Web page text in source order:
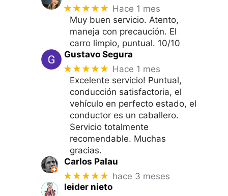
★★★★★ Hace 1 mes
Muy buen servicio. Atento,
maneja con precaución. El
carro limpio, puntual. 10/10
Gustavo Segura
★★★★★ Hace 1 mes
Excelente servicio! Puntual,
conducción satisfactoria, el
vehículo en perfecto estado, el
conductor es un caballero.
Servicio totalmente
recomendable. Muchas
gracias.
Carlos Palau
★★★★★ hace 3 meses
leider nieto